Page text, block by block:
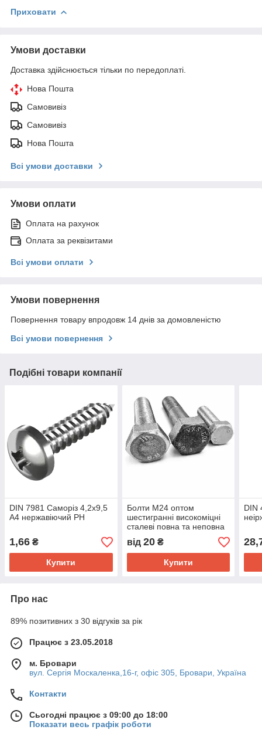
Приховати
Умови доставки
Доставка здійснюється тільки по передоплаті.
Нова Пошта
Самовивіз
Самовивіз
Нова Пошта
Всі умови доставки
Умови оплати
Оплата на рахунок
Оплата за реквізитами
Всі умови оплати
Умови повернення
Повернення товару впродовж 14 днів за домовленістю
Всі умови повернення
Подібні товари компанії
DIN 7981 Саморіз 4,2х9,5
А4 нержавіючий PH
1,66 ₴
Купити
Болти М24 оптом
шестигранні високоміцні
сталеві повна та неповна
різьба
від 20₴
Купити
DIN
Про нас
89% позитивних з 30 відгуків за рік
Працює з 23.05.2018
м. Бровари
вул. Сергія Москаленка,16-г, офіс 305, Бровари, Україна
Контакти
Сьогодні працює з 09:00 до 18:00
Показати весь графік роботи